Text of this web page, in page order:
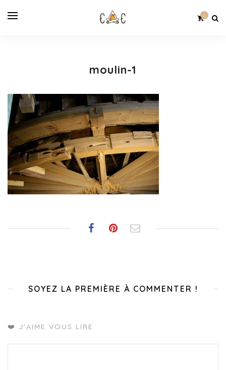
0
moulin-1
SOYEZ LA PREMIÈRE À COMMENTER !
❤️ J'AIME VOUS LIRE